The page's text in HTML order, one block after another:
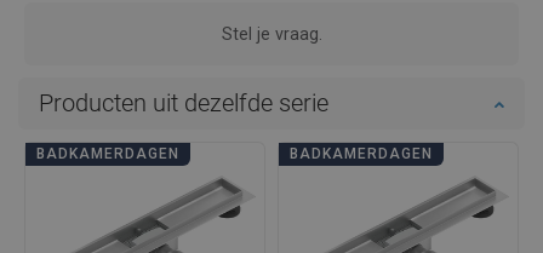
Stel je vraag.
Producten uit dezelfde serie
BADKAMERDAGEN BADKAMERDAGEN